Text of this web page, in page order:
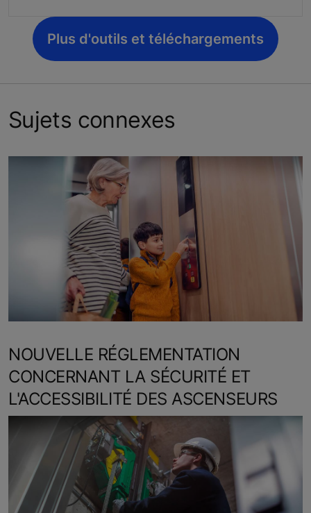
Plus d'outils et téléchargements
Sujets connexes
NOUVELLE RÉGLEMENTATION
CONCERNANT LA SÉCURITÉ ET
L'ACCESSIBILITÉ DES ASCENSEURS